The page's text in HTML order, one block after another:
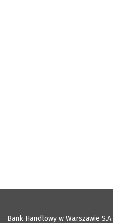
Bank Handlowy w Warszawie S.A.